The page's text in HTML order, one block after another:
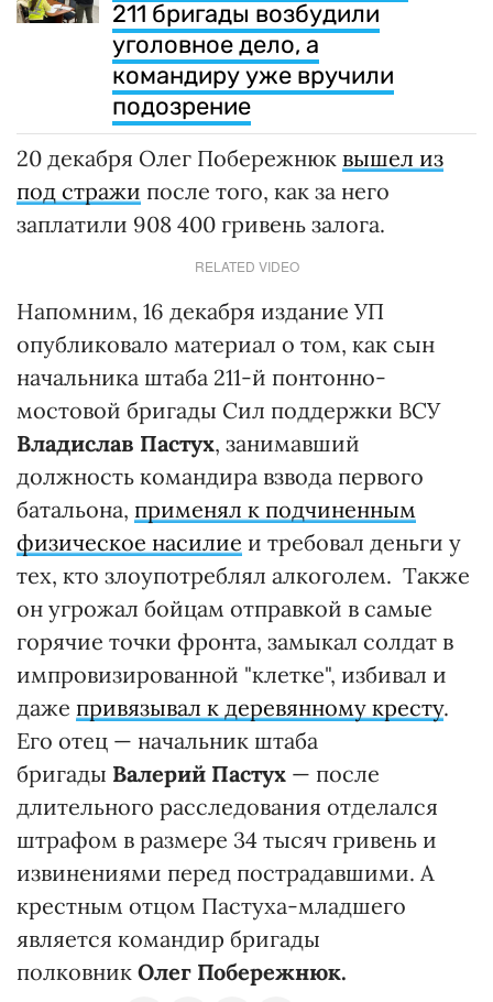
211 бригады возбудили
уголовное дело, а
командиру уже вручили
подозрение
20 декабря Олег Побережнюк вышел из
под стражи после того, как за него
заплатили 908 400 гривень залога.
RELATED VIDEO
Напомним, 16 декабря издание УП
опубликовало материал о том, как сын
начальника штаба 211-й понтонно-
мостовой бригады Сил поддержки ВСУ
Владислав Пастух, занимавший
должность командира взвода первого
батальона, применял к подчиненным
физическое насилие и требовал деньги у
тех, кто злоупотреблял алкоголем. Также
он угрожал бойцам отправкой в самые
горячие точки фронта, замыкал солдат в
импровизированной "клетке", избивал и
даже привязывал к деревянному кресту.
Его отец — начальник штаба
бригады Валерий Пастух — после
длительного расследования отделался
штрафом в размере 34 тысяч гривень и
извинениями перед пострадавшими. А
крестным отцом Пастуха-младшего
является командир бригады
полковник Олег Побережнюк.